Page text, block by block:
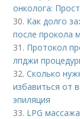
онколога:
30. Как долго
после прокола
31. Протокол
лпджи
32.Сколько
избавиться от
эпиляция
33. LPG